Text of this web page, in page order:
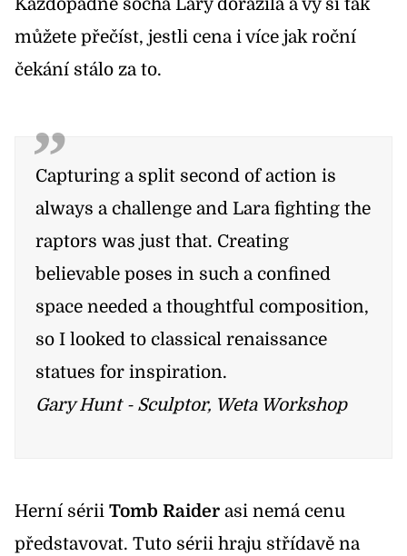
Každopádně socha Lary dorazila a vy si tak
můžete přečíst, jestli cena i více jak roční
čekání stálo za to.
Capturing a split second of action is
always a challenge and Lara fighting the
raptors was just that. Creating
believable poses in such a confined
space needed a thoughtful composition,
so I looked to classical renaissance
statues for inspiration.
Gary Hunt - Sculptor, Weta Workshop
Herní sérii Tomb Raider asi nemá cenu
představovat. Tuto sérii hraju střídavě na